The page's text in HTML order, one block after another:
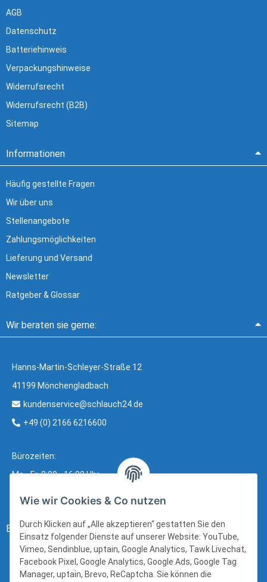
AGB
Datenschutz
Batteriehinweis
Verpackungshinweise
Widerrufsrecht
Widerrufsrecht (B2B)
Sitemap
Informationen
Häufig gestellte Fragen
Wir über uns
Stellenangebote
Zahlungsmöglichkeiten
Lieferung und Versand
Newsletter
Ratgeber & Glossar
Wir beraten sie gerne:
Hanns-Martin-Schleyer-Straße 12
41199 Mönchengladbach
kundenservice@schlauch24.de
+49 (0) 2166 6216600
Bürozeiten:
Mo - Fr: 8:00 - 16:00 Uhr
Bezahlung:
Wie wir Cookies & Co nutzen
Durch Klicken auf „Alle akzeptieren“ gestatten Sie den
Einsatz folgender Dienste auf unserer Website: YouTube,
Vimeo, Sendinblue, uptain, Google Analytics, Tawk Livechat,
Facebook Pixel, Google Analytics, Google Ads, Google Tag
Manager, uptain, Brevo, ReCaptcha. Sie können die